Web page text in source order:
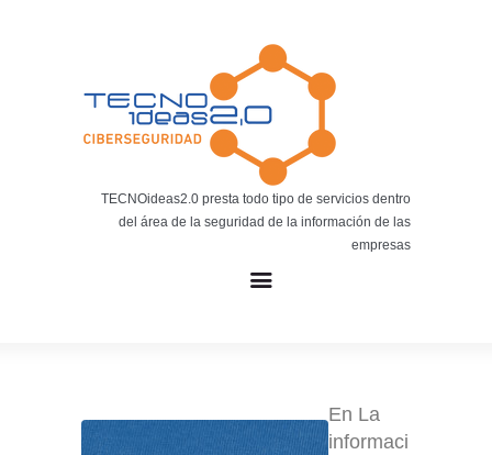
TECNOideas2.0 presta todo tipo de servicios dentro
del área de la seguridad de la información de las
empresas
BLOG TECNOIDEAS
Noticias tecnológicas.
En La
informaci